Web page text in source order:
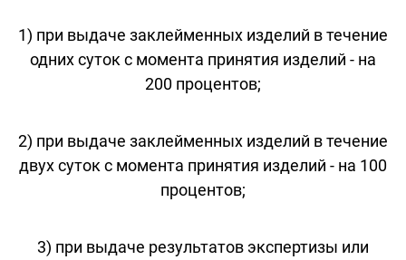
1) при выдаче заклейменных изделий в течение
одних суток с момента принятия изделий - на
200 процентов;
2) при выдаче заклейменных изделий в течение
двух суток с момента принятия изделий - на 100
процентов;
3) при выдаче результатов экспертизы или